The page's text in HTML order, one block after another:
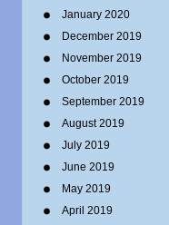
January 2020
December 2019
November 2019
October 2019
September 2019
August 2019
July 2019
June 2019
May 2019
April 2019